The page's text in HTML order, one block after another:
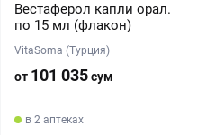
Вестаферол капли орал.
по 15 мл (флакон)
VitaSoma (Турция)
от 101 035сум
в 2 аптеках